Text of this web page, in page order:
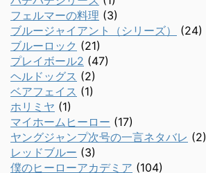
フェルマーの料理 (3)
ブルージャイアント（シリーズ）
(24)
ブルーロック (21)
プレイボール2 (47)
ヘルドッグス (2)
ベアフェイス (1)
ホリミヤ (1)
マイホームヒーロー (17)
ヤングジャンプ次号の一言ネタバレ (2)
レッドブルー (3)
僕のヒーローアカデミア (104)